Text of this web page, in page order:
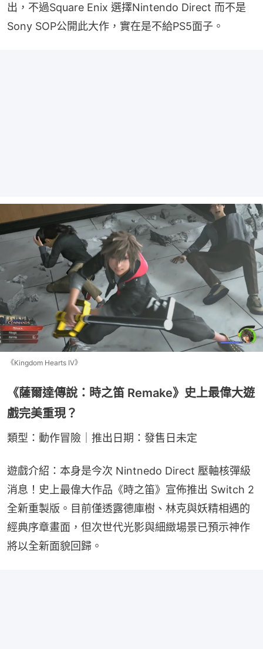
出，不過Square Enix 選擇Nintendo Direct 而不是
Sony SOP公開此大作，實在是不給PS5面子。
《Kingdom Hearts IV》
《薩爾達傳說：時之笛 Remake》史上最偉大遊
戲完美重現？
類型：動作冒險｜推出日期：發售日未定
遊戲介紹：本身是今次 Nintnedo Direct 壓軸核彈級
消息！史上最偉大作品《時之笛》宣佈推出 Switch 2
全新重製版。目前僅透露德庫樹、林克與妖精相遇的
經典序章畫面，但次世代光影與細緻場景已預示神作
將以全新面貌回歸。